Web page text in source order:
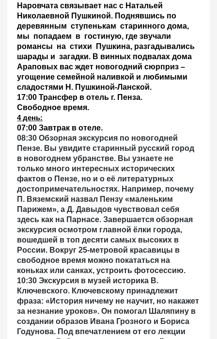
Наровчата связывает нас с Натальей
Николаевной Пушкиной. Поднявшись по
деревянным ступенькам старинного дома,
мы попадаем в гостиную, где звучали
романсы на стихи Пушкина, разгадывались
шарады и загадки. В винных подвалах дома
Араповых вас ждет новогодний сюрприз –
угощение семейной наливкой и любимыми
сладостями Н. Пушкиной-Ланской.
17:00 Трансфер в отель г. Пенза.
Свободное время.
4 день:
07:00 Завтрак в отеле.
08:30 Обзорная экскурсия по новогодней
Пензе. Вы увидите старинный русский город
в новогоднем убранстве. Вы узнаете не
только много интересных исторических
фактов о Пензе, но и о её литературных
достопримечательностях. Например, почему
П. Вяземский назвал Пензу «маленьким
Парижем», а Д. Давыдов чувствовал себя
здесь как на Парнасе. Завершается обзорная
экскурсия осмотром главной ёлки города,
вошедшей в топ десяти самых высоких в
России. Вокруг 25-метровой красавицы в
свободное время можно покататься на
коньках или санках, устроить фотосессию.
10:30 Экскурсия в музей историка В.
Ключевского. Ключевскому принадлежит
фраза: «История ничему не научит, но накажет
за незнание уроков». Он помогал Шаляпину в
создании образов Ивана Грозного и Бориса
Годунова. Под впечатлением от его лекции